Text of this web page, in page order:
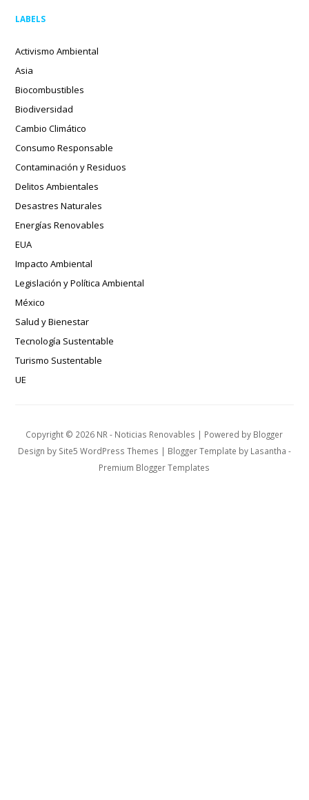
LABELS
Activismo Ambiental
Asia
Biocombustibles
Biodiversidad
Cambio Climático
Consumo Responsable
Contaminación y Residuos
Delitos Ambientales
Desastres Naturales
Energías Renovables
EUA
Impacto Ambiental
Legislación y Política Ambiental
México
Salud y Bienestar
Tecnología Sustentable
Turismo Sustentable
UE
Copyright © 2026 NR - Noticias Renovables | Powered by Blogger
Design by Site5 WordPress Themes | Blogger Template by Lasantha -
Premium Blogger Templates